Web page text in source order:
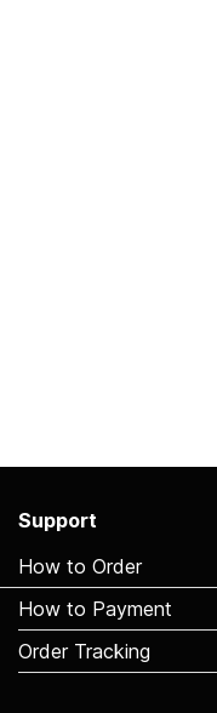
Support
How to Order
How to Payment
Order Tracking